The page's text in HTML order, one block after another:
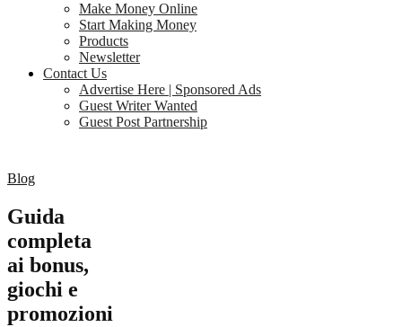
Make Money Online
Start Making Money
Products
Newsletter
Contact Us
Advertise Here | Sponsored Ads
Guest Writer Wanted
Guest Post Partnership
Blog
Guida
completa
ai bonus,
giochi e
promozioni